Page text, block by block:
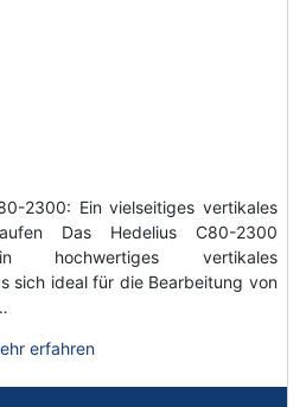
2300: Ein vielseitiges vertikales
Das Hedelius C80-2300
vertikales
sich ideal für die Bearbeitung von
erfahren